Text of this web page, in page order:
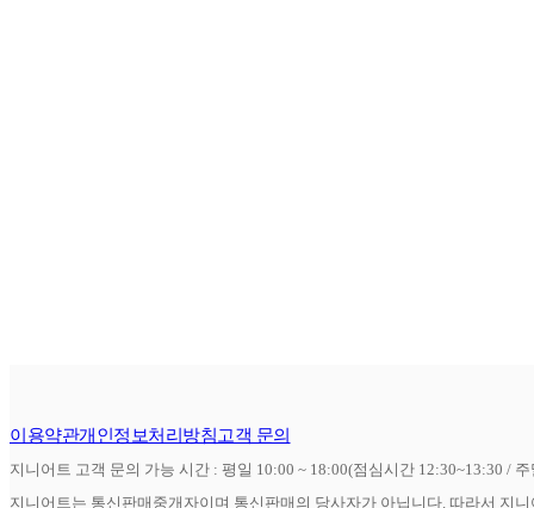
이용약관개인정보처리방침고객 문의
지니어트 고객 문의 가능 시간 : 평일 10:00 ~ 18:00(점심시간 12:30~13:30 /
지니어트는 통신판매중개자이며 통신판매의 당사자가 아닙니다. 따라서 지